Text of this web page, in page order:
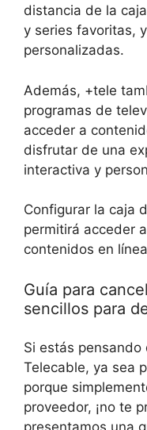
distancia de la
y series favoritas,
personalizadas.
Además, +tele
programas de
acceder a
disfrutar de una
interactiva y
Configurar la caja
permitirá acceder
contenidos en
Guía para
sencillos para
Si estás
Telecable, ya sea
porque
proveedor, ¡no te